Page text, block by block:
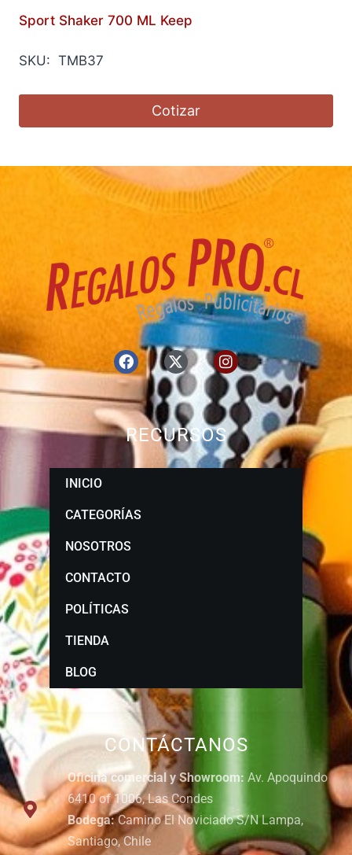
Sport Shaker 700 ML Keep
SKU: TMB37
Cotizar
CONTÁCTANOS
Oficina comercial y Showroom: Av. Apoquindo
6410 of 1006, Las Condes
Bodega:Camino El Noviciado S/N Lampa,
Santiago, Chile
RECURSOS
INICIO
CATEGORÍAS
NOSOTROS
CONTACTO
POLÍTICAS
TIENDA
BLOG